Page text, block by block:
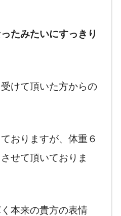
たみたいにすっきり
けて頂いた方からの
おりますが、体重６
せて頂いておりま
本来の貴方の表情